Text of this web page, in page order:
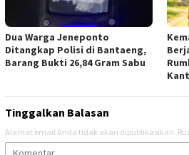
Dua Warga Jeneponto
Ditangkap Polisi di Bantaeng,
Barang Bukti 26,84 Gram Sabu
Tinggalkan Balasan
Alamat email Anda tidak akan dipublikasikan.